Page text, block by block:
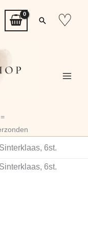
Zoeken
♡
6st.
6st.